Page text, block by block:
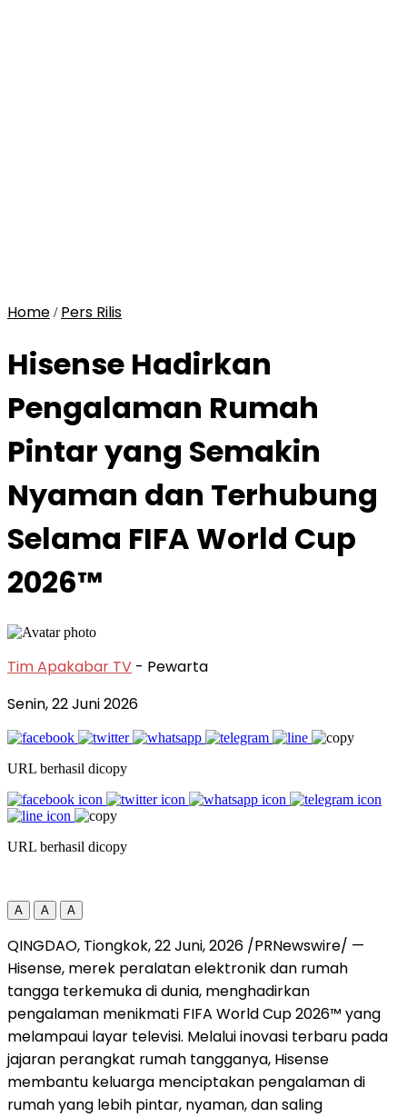
Home / Pers Rilis
Hisense Hadirkan
Pengalaman Rumah
Pintar yang Semakin
Nyaman dan Terhubung
Selama FIFA World Cup
2026™
Tim Apakabar TV - Pewarta
Senin, 22 Juni 2026
URL berhasil dicopy
URL berhasil dicopy
A A A
QINGDAO, Tiongkok,22 Juni, 2026 /PRNewswire/ —
Hisense, merek peralatan elektronik dan rumah
tangga terkemuka di dunia, menghadirkan
pengalaman menikmati FIFA World Cup 2026™ yang
melampaui layar televisi. Melalui inovasi terbaru pada
jajaran perangkat rumah tangganya, Hisense
membantu keluarga menciptakan pengalaman di
rumah yang lebih pintar, nyaman, dan saling